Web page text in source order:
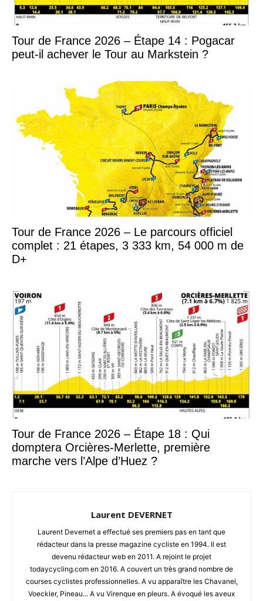
Tour de France 2026 – Étape 14 : Pogacar
peut-il achever le Tour au Markstein ?
Tour de France 2026 – Le parcours officiel
complet : 21 étapes, 3 333 km, 54 000 m de
D+
Tour de France 2026 – Étape 18 : Qui
domptera Orcières-Merlette, première
marche vers l’Alpe d’Huez ?
Laurent DEVERNET
Laurent Devernet a effectué ses premiers pas en tant que
rédacteur dans la presse magazine cycliste en 1994. Il est
devenu rédacteur web en 2011. A rejoint le projet
todaycycling.com en 2016. A couvert un très grand nombre de
courses cyclistes professionnelles. A vu apparaître les Chavanel,
Voeckler, Pineau... A vu Virenque en pleurs. A évoqué les aveux